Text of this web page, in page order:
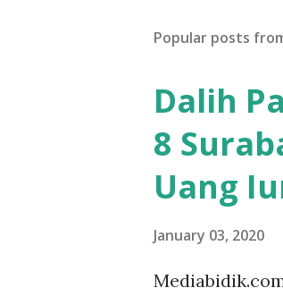
Popular posts
Dalih
8
Uang
January 03, 2020